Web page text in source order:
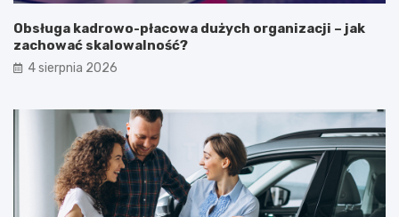
Obsługa kadrowo-płacowa dużych organizacji – jak
zachować skalowalność?
4 sierpnia 2026